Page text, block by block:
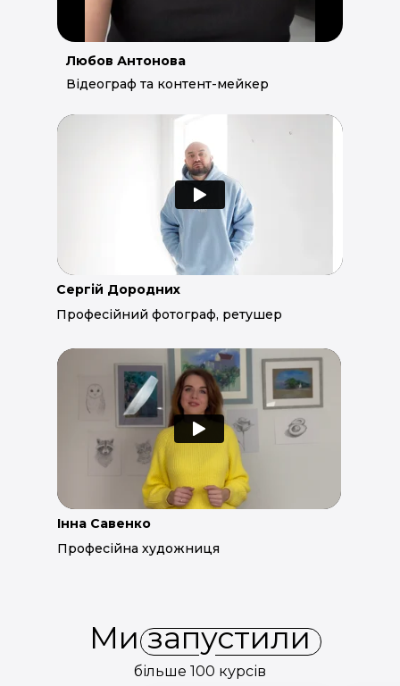
Любов Антонова
Відеограф та контент-мейкер
Сергій Дородних
Професійний фотограф, ретушер
Інна Савенко
Професійна художниця
Ми запустили
більше 100 курсів